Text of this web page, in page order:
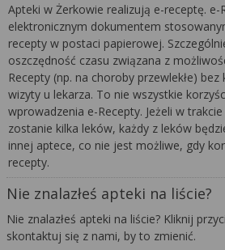
Apteki w Żerkowie realizują e-receptę. e-
elektronicznym dokumentem
recepty w postaci papierowej.
oszczędność czasu związana z
Recepty (np. na choroby przewlekłe)
wizyty u lekarza. To nie wszystkie
wprowadzenia e-Recepty. Jeżeli w
zostanie kilka leków, każdy z leków
innej aptece, co nie jest możliwe, gdy
recepty.
Nie znalazłeś apteki na liście?
Nie znalazłeś apteki na liście? Kliknij
skontaktuj się z nami, by to zmienić.